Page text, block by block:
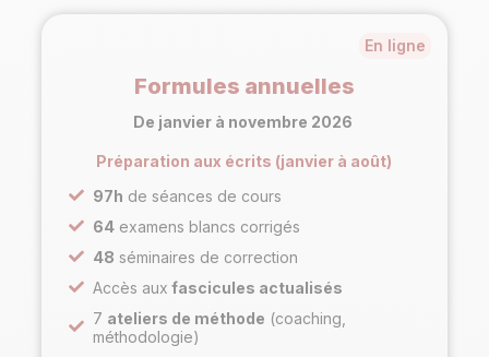
En ligne
Formules annuelles
De janvier à novembre 2026
Préparation aux écrits (janvier à août)
97h de séances de cours
64 examens blancs corrigés
48 séminaires de correction
Accès aux fascicules actualisés
7 ateliers de méthode (coaching,
méthodologie)